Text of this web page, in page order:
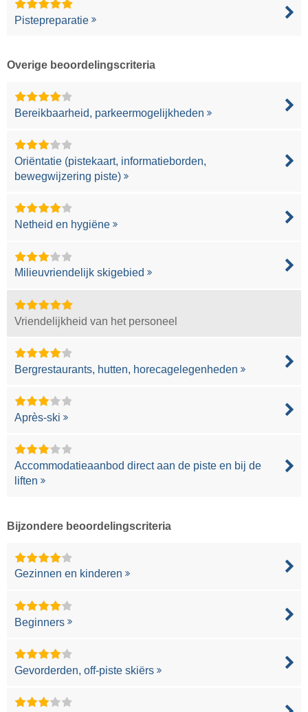
Pistepreparatie
Overige beoordelingscriteria
Bereikbaarheid, parkeermogelijkheden
Oriëntatie (pistekaart, informatieborden,
bewegwijzering piste)
Netheid en hygiëne
Milieuvriendelijk skigebied
Vriendelijkheid van het personeel
Bergrestaurants, hutten, horecagelegenheden
Après-ski
Accommodatieaanbod direct aan de piste en bij de
liften
Bijzondere beoordelingscriteria
Gezinnen en kinderen
Beginners
Gevorderden, off-piste skiërs